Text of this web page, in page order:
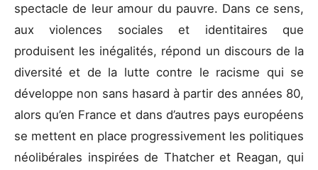
spectacle de leur amour du pauvre. Dans ce sens,
aux violences sociales et identitaires que
produisent les inégalités, répond un discours de la
diversité et de la lutte contre le racisme qui se
développe non sans hasard à partir des années 80,
alors qu’en France et dans d’autres pays européens
se mettent en place progressivement les politiques
néolibérales inspirées de Thatcher et Reagan, qui